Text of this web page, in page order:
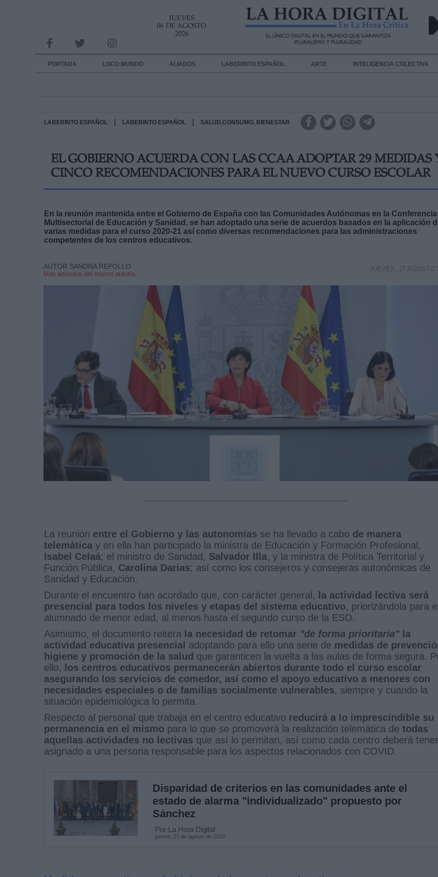
JUEVES
06 DE AGOSTO
2026
PORTADA LOCO MUNDO ALIADOS LABERINTO ESPAÑOL ARTE INTELIGENCIA COLECTIVA
LABERINTO ESPAÑOL LABERINTO ESPAÑOL SALUD,CONSUMO, BIENESTAR
EL GOBIERNO ACUERDA CON LAS CCAA ADOPTAR 29 MEDIDAS
CINCO RECOMENDACIONES PARA EL NUEVO CURSO ESCOLAR
En la reunión mantenida entre el Gobierno de España con las Comunidades Autónomas en la Conferencia
Multisectorial de Educación y Sanidad, se han adoptado una serie de acuerdos basados en la aplicación
varias medidas para el curso 2020-21 así como diversas recomendaciones para las administraciones
competentes de los centros educativos.
AUTOR SANDRA REPOLLO
Mas artículos del mismo autor/a
JUEVES, 27 AGOSTO
La reunión entre el Gobierno y las autonomías se ha llevado a cabo de manera
telemática y en ella han participado la ministra de Educación y Formación Profesional,
Isabel Celaá; el ministro de Sanidad, Salvador Illa, y la ministra de Política Territorial y
Función Pública, Carolina Darias; así como los consejeros y consejeras autonómicas de
Sanidad y Educación.
Durante el encuentro han acordado que, con carácter general, la actividad lectiva será
presencial para todos los niveles y etapas del sistema educativo, priorizándola para
alumnado de menor edad, al menos hasta el segundo curso de la ESO.
Asimismo, el documento reitera la necesidad de retomar "de forma prioritaria"la
actividad educativa presencial adoptando para ello una serie de medidas de
higiene y promoción de la salud que garanticen la vuelta a las aulas de forma segura.
ello, los centros educativos permanecerán abiertos durante todo el curso escolar
asegurando los servicios de comedor, así como el apoyo educativo a menores con
necesidades especiales o de familias socialmente vulnerables, siempre y cuando la
situación epidemiológica lo permita.
Respecto al personal que trabaja en el centro educativo reducirá a lo imprescindible su
permanencia en el mismo para lo que se promoverá la realización telemática de todas
aquellas actividades no lectivas que así lo permitan, así como cada centro deberá tener
asignado a una persona responsable para los aspectos relacionados con COVID.
Disparidad de criterios en las comunidades ante el
estado de alarma "individualizado" propuesto por
Sánchez
Por La Hora Digital
jueves, 27 de agosto de 2020
INFORMACION SOBRE LA PROTECCIÓN DE TUS DATOS
Responsable:
Destinatarios:
link
Información adicional
link